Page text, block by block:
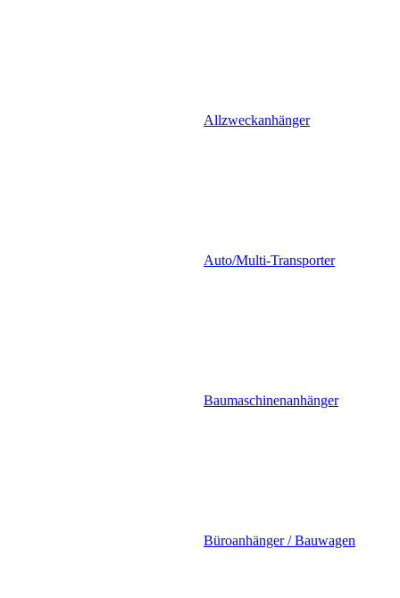
Allzweckanhänger
Auto/Multi-Transporter
Baumaschinenanhänger
Büroanhänger / Bauwagen